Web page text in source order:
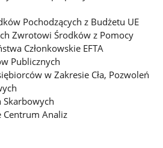
Pochodzących z Budżetu UE
Zwrotowi Środków z Pomocy
Członkowskie EFTA
Publicznych
w Zakresie Cła, Pozwoleń
Skarbowych
Centrum Analiz